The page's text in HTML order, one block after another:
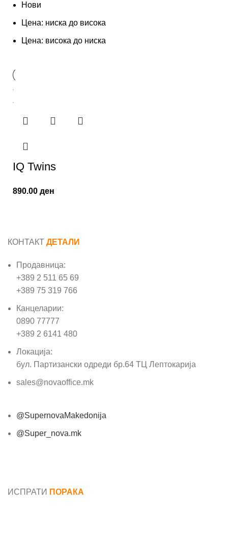
Нови
Цена: ниска до висока
Цена: висока до ниска
IQ Twins
890.00 ден
КОНТАКТ ДЕТАЛИ
Продавница:
+389 2 511 65 69
+389 75 319 766
Канцеларии:
0890 77777
+389 2 6141 480
Локација:
бул. Партизански одреди бр.64 ТЦ Лептокарија
sales@novaoffice.mk
@SupernovaMakedonija
@Super_nova.mk
ИСПРАТИ ПОРАКА